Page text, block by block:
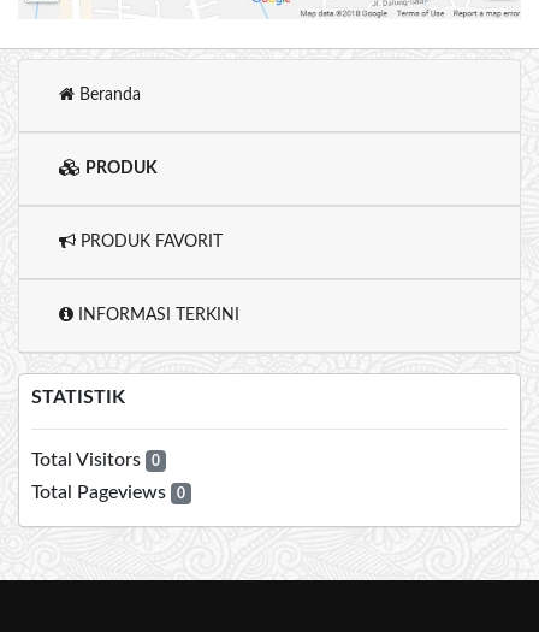
Beranda
PRODUK
PRODUK FAVORIT
INFORMASI TERKINI
STATISTIK
Total Visitors 0
Total Pageviews 0